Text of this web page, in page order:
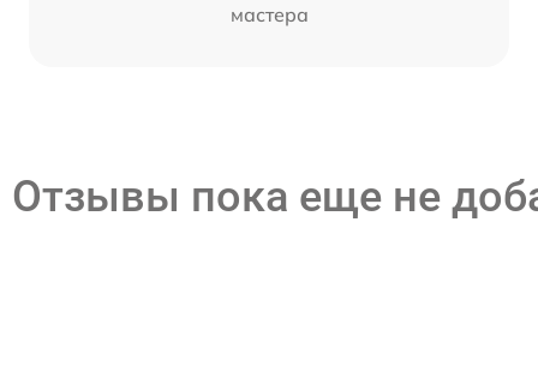
мастера
Отзывы пока еще не